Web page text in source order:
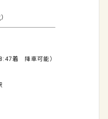
）
着 降車可能）